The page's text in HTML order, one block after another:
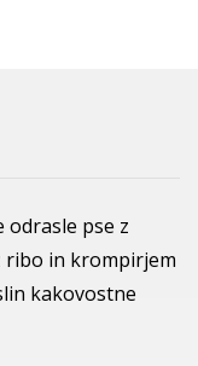
odrasle pse z
ribo in krompirjem
kakovostne